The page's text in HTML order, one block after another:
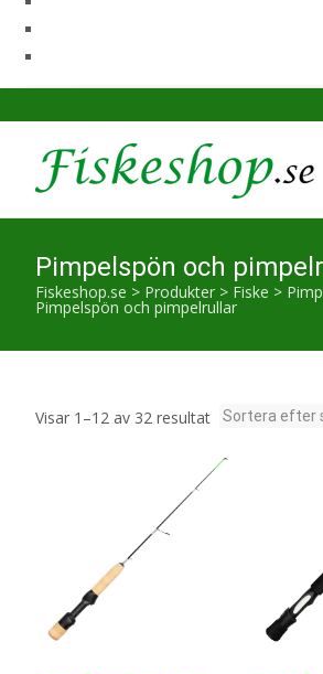
Pimpelspön och
Fiskeshop.se > Produkter > Fiske >
Pimpelspön och pimpelrullar
Visar 1–12 av 32 resultatSortera
senaste